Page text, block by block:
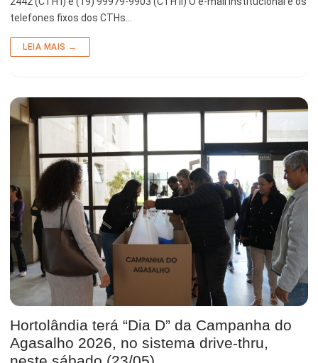
telefones fixos dos CTHs…
LEIA MAIS →
Hortolândia terá “Dia D” da Campanha do
Agasalho 2026, no sistema drive-thru,